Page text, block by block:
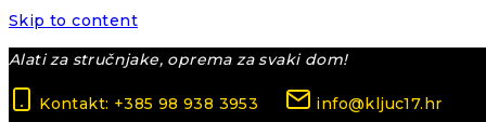
Skip to content
Alati za stručnjake, oprema za svaki dom!
Kontakt: +385 98 938 3953 info@kljuc17.hr